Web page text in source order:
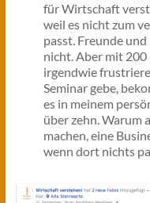
für Wirtschaft
weil es nicht zum
passt. Freunde
nicht. Aber mit
irgendwie
Seminar gebe,
es in meinem
über zehn. Warum
machen, eine
wenn dort nichts